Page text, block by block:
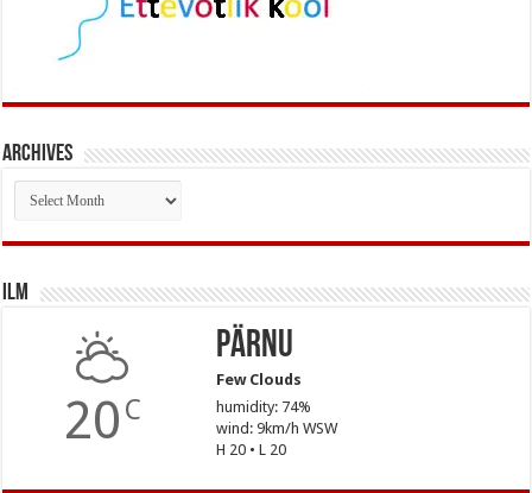
Archives
Archives
Ilm
20 C
Pärnu
Few Clouds
humidity: 74%
wind: 9km/h WSW
H 20 • L 20